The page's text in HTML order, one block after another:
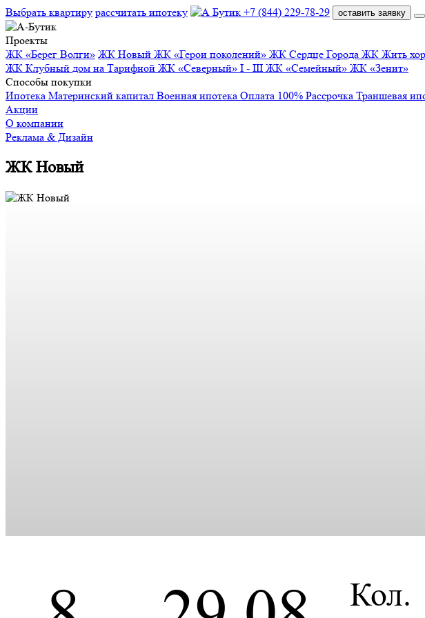
Выбрать квартиру рассчитать ипотеку +7 (844) 229-78-29 оставить заявку
Проекты
ЖК «Берег Волги» ЖК Новый ЖК «Герои поколений» ЖК Сердце Города ЖК Жить
ЖК Клубный дом на Тарифной ЖК «Северный» I - III ЖК «Семейный» ЖК «Зенит»
Способы покупки
Ипотека Материнский капитал Военная ипотека Оплата 100% Рассрочка Траншевая
Акции
О компании
Реклама & Дизайн
ЖК Новый
Кол.